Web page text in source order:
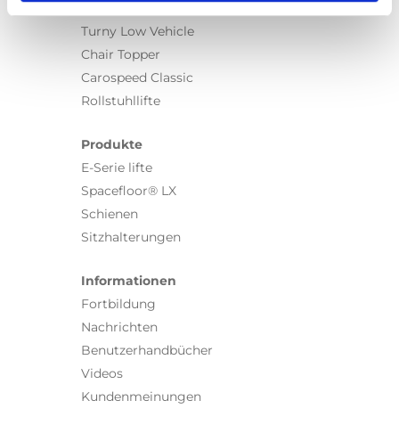
Turny Low Vehicle
Chair Topper
Carospeed Classic
Rollstuhllifte
Produkte
E-Serie lifte
Spacefloor® LX
Schienen
Sitzhalterungen
Informationen
Fortbildung
Nachrichten
Benutzerhandbücher
Videos
Kundenmeinungen